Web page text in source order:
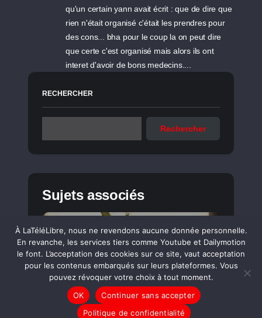
qu'un certain yann avait écrit : que de dire que
rien n'était organisé c'était les prendres pour
des cons... bha pour le coup la on peut dire
que certe c'est organisé mais alors ils ont
interet d'avoir de bons medecins....
RECHERCHER
Rechercher
Sujets associés
[Hollandie] Le Club des Socialistes
Affligés, bien malgré eux
À LaTéléLibre, nous ne revendons aucune donnée personnelle.
En revanche, les services tiers comme Youtube et Dailymotion
le font. L’acceptation des cookies sur ce site, vaut acceptation
pour les contenus embarqués sur leurs plateformes. Vous
pouvez révoquer votre choix à tout moment.
OK
Continuer sans accepter
Politique de confidentialité